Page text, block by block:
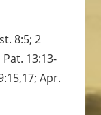
8:5; 2
13:13-
Apr.